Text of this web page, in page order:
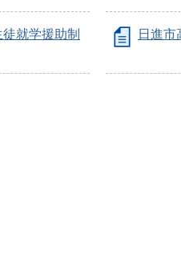
就学援助制
日進市